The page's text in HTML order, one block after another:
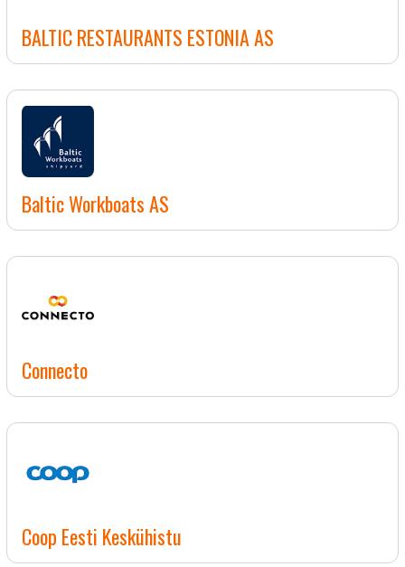
BALTIC RESTAURANTS ESTONIA AS
Baltic Workboats AS
Connecto
Coop Eesti Keskühistu